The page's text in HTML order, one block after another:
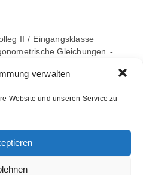
verwalten
Website und unseren Service zu
II / Eingangsklasse
Gleichungen
trigonometrischer
bestimmen
sich selbst erschließen
Weg für den Umgang